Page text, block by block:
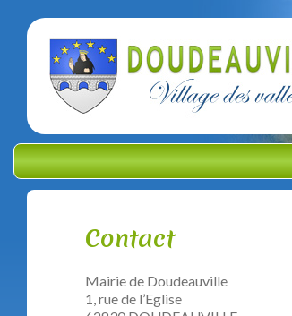
Contact
Mairie de Doudeauville
1, rue de l’Eglise